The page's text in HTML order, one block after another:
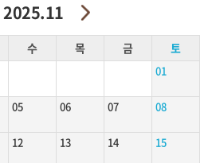
2025.11
수 목 금 토
01
05 06 07 08
12 13 14 15